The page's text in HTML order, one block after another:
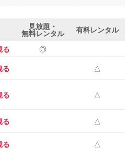
見放題・
無料レンタル
有料レンタル
る
◎
る
△
る △
る
△
る △